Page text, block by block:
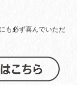
も必ず喜んでいただ